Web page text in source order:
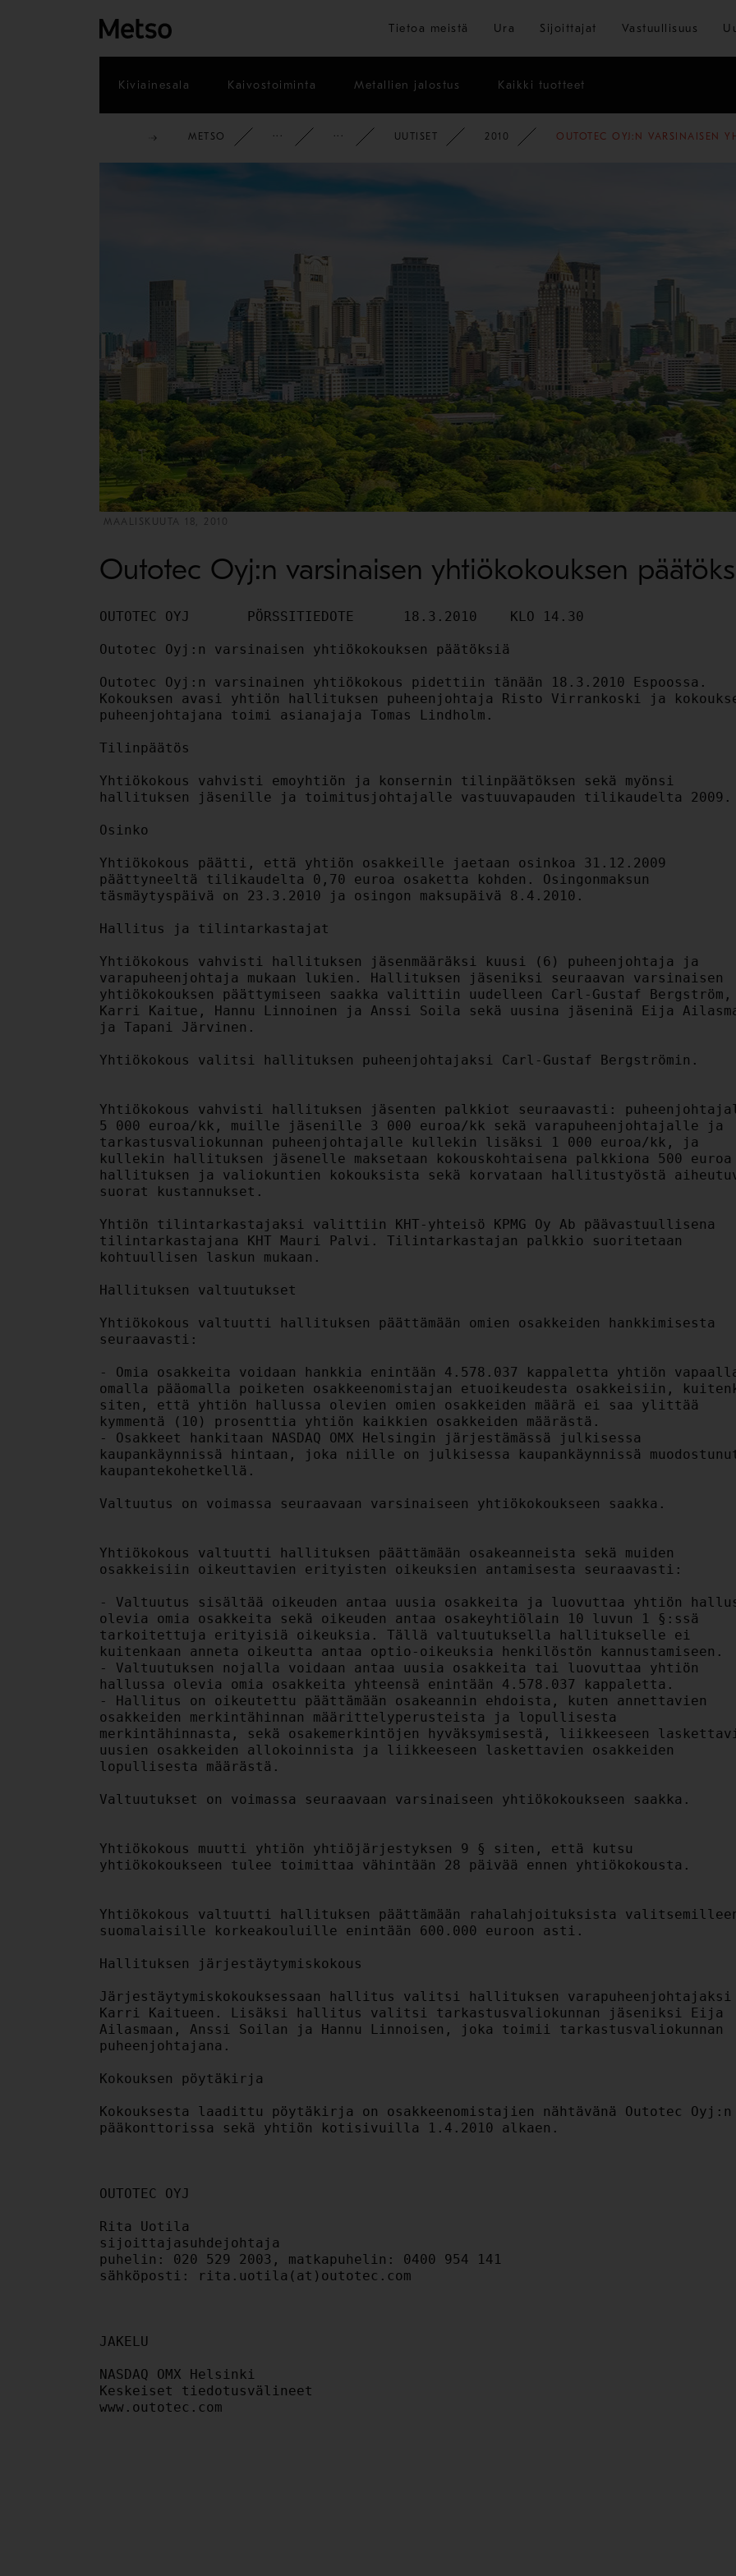
Siirry pääsisältöön
Tietoa meistä Ura Sijoittajat Vastuullisuus
Kiviainesala Kaivostoiminta Metallien jalostus Kaikki tuotteet
METSO YRITYS PYSY AJAN TASALLA
UUTISET 2010 OUTOTEC OYJ:N VARSINAISEN
MAALISKUUTA 18, 2010
Outotec Oyj:n varsinaisen yhtiökokouksen
OUTOTEC OYJ       PÖRSSITIEDOTE      18.3.2010    KLO 14.30
Outotec Oyj:n varsinaisen yhtiökokouksen päätöksiä
Outotec Oyj:n varsinainen yhtiökokous pidettiin tänään 18.3.2010 Espoossa.
Kokouksen avasi yhtiön hallituksen puheenjohtaja Risto Virrankoski ja
puheenjohtajana toimi asianajaja Tomas Lindholm.
Tilinpäätös
Yhtiökokous vahvisti emoyhtiön ja konsernin tilinpäätöksen sekä myönsi
hallituksen jäsenille ja toimitusjohtajalle vastuuvapauden tilikaudelta 2009.
Osinko
Yhtiökokous päätti, että yhtiön osakkeille jaetaan osinkoa 31.12.2009
päättyneeltä tilikaudelta 0,70 euroa osaketta kohden. Osingonmaksun
täsmäytyspäivä on 23.3.2010 ja osingon maksupäivä 8.4.2010.
Hallitus ja tilintarkastajat
Yhtiökokous vahvisti hallituksen jäsenmääräksi kuusi (6) puheenjohtaja ja
varapuheenjohtaja mukaan lukien. Hallituksen jäseniksi seuraavan varsinaisen
yhtiökokouksen päättymiseen saakka valittiin uudelleen Carl-Gustaf Bergström,
Karri Kaitue, Hannu Linnoinen ja Anssi Soila sekä uusina jäseninä Eija
ja Tapani Järvinen.
Yhtiökokous valitsi hallituksen puheenjohtajaksi Carl-Gustaf Bergströmin.
Yhtiökokous vahvisti hallituksen jäsenten palkkiot seuraavasti:
5 000 euroa/kk, muille jäsenille 3 000 euroa/kk sekä varapuheenjohtajalle ja
tarkastusvaliokunnan puheenjohtajalle kullekin lisäksi 1 000 euroa/kk, ja
kullekin hallituksen jäsenelle maksetaan kokouskohtaisena palkkiona 500 euroa
hallituksen ja valiokuntien kokouksista sekä korvataan hallitustyöstä
suorat kustannukset.
Yhtiön tilintarkastajaksi valittiin KHT-yhteisö KPMG Oy Ab päävastuullisena
tilintarkastajana KHT Mauri Palvi. Tilintarkastajan palkkio suoritetaan
kohtuullisen laskun mukaan.
Hallituksen valtuutukset
Yhtiökokous valtuutti hallituksen päättämään omien osakkeiden hankkimisesta
seuraavasti:
- Omia osakkeita voidaan hankkia enintään 4.578.037 kappaletta yhtiön
omalla pääomalla poiketen osakkeenomistajan etuoikeudesta osakkeisiin,
siten, että yhtiön hallussa olevien omien osakkeiden määrä ei saa ylittää
kymmentä (10) prosenttia yhtiön kaikkien osakkeiden määrästä.
- Osakkeet hankitaan NASDAQ OMX Helsingin järjestämässä julkisessa
kaupankäynnissä hintaan, joka niille on julkisessa kaupankäynnissä
kaupantekohetkellä.
Valtuutus on voimassa seuraavaan varsinaiseen yhtiökokoukseen saakka.
Yhtiökokous valtuutti hallituksen päättämään osakeanneista sekä muiden
osakkeisiin oikeuttavien erityisten oikeuksien antamisesta seuraavasti:
- Valtuutus sisältää oikeuden antaa uusia osakkeita ja luovuttaa yhtiön
olevia omia osakkeita sekä oikeuden antaa osakeyhtiölain 10 luvun 1 §:ssä
tarkoitettuja erityisiä oikeuksia. Tällä valtuutuksella hallitukselle ei
kuitenkaan anneta oikeutta antaa optio-oikeuksia henkilöstön kannustamiseen.
- Valtuutuksen nojalla voidaan antaa uusia osakkeita tai luovuttaa yhtiön
hallussa olevia omia osakkeita yhteensä enintään 4.578.037 kappaletta.
- Hallitus on oikeutettu päättämään osakeannin ehdoista, kuten annettavien
osakkeiden merkintähinnan määrittelyperusteista ja lopullisesta
merkintähinnasta, sekä osakemerkintöjen hyväksymisestä, liikkeeseen
uusien osakkeiden allokoinnista ja liikkeeseen laskettavien osakkeiden
lopullisesta määrästä.
Valtuutukset on voimassa seuraavaan varsinaiseen yhtiökokoukseen saakka.
Yhtiökokous muutti yhtiön yhtiöjärjestyksen 9 § siten, että kutsu
yhtiökokoukseen tulee toimittaa vähintään 28 päivää ennen yhtiökokousta.
Yhtiökokous valtuutti hallituksen päättämään rahalahjoituksista
suomalaisille korkeakouluille enintään 600.000 euroon asti.
Hallituksen järjestäytymiskokous
Järjestäytymiskokouksessaan hallitus valitsi hallituksen varapuheenjohtajaksi
Karri Kaitueen. Lisäksi hallitus valitsi tarkastusvaliokunnan jäseniksi Eija
Ailasmaan, Anssi Soilan ja Hannu Linnoisen, joka toimii tarkastusvaliokunnan
puheenjohtajana.
Kokouksen pöytäkirja
Kokouksesta laadittu pöytäkirja on osakkeenomistajien nähtävänä Outotec Oyj:n
pääkonttorissa sekä yhtiön kotisivuilla 1.4.2010 alkaen.
OUTOTEC OYJ
Rita Uotila
sijoittajasuhdejohtaja
puhelin: 020 529 2003, matkapuhelin: 0400 954 141
JAKELU
NASDAQ OMX Helsinki
Keskeiset tiedotusvälineet
www.outotec.com